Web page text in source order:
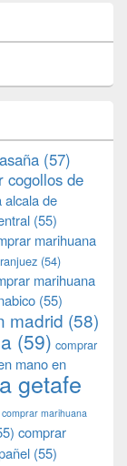
(57)
cogollos de
alcala de
(55)
marihuana
(54)
marihuana
(55)
madrid (58)
(59) comprar
mano en
getafe
comprar marihuana
comprar
(55)